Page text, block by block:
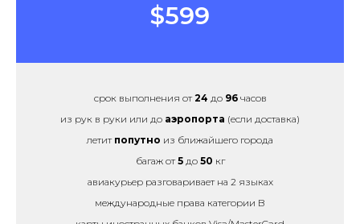
$599
срок выполнения от24 до 96часов
из рук в руки или до аэропорта (если доставка)
летит попутно из ближайшего города
багаж от5 до 50 кг
авиакурьер разговаривает на 2 языках
международные права категории B